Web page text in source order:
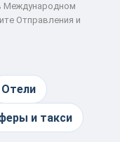
Международном
Отправления и
Отели
и такси